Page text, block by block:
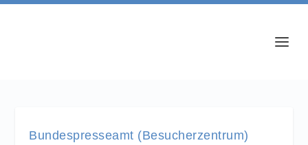
Bundespresseamt (Besucherzentrum)